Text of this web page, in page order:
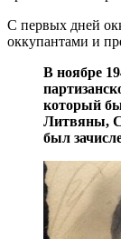
С первых дней
оккупантами и
В ноябре
который
Литвяны,
был